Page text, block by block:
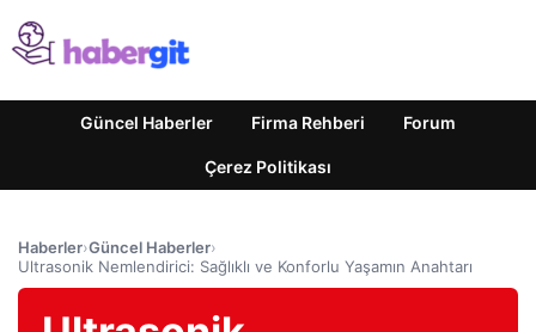
Güncel Haberler Firma Rehberi Forum
Çerez Politikası
Haberler›Güncel Haberler›
Ultrasonik Nemlendirici: Sağlıklı ve Konforlu Yaşamın Anahtarı